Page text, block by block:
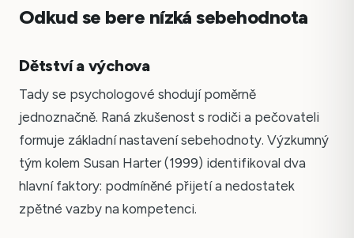
Odkud se bere nízká sebehodnota
Dětství a výchova
Tady se psychologové shodují poměrně
jednoznačně. Raná zkušenost s rodiči a pečovateli
formuje základní nastavení sebehodnoty. Výzkumný
tým kolem Susan Harter (1999) identifikoval dva
hlavní faktory: podmíněné přijetí a nedostatek
zpětné vazby na kompetenci.